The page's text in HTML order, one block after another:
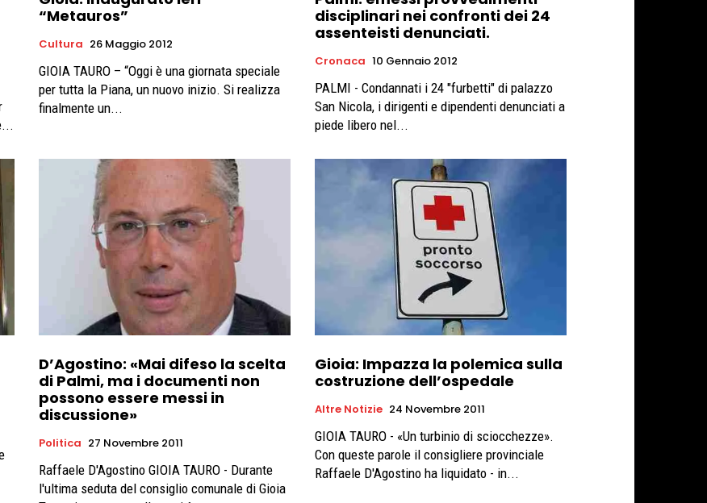
“Metauros”
Cultura 26 Maggio 2012
GIOIA TAURO – “Oggi è una giornata speciale
per tutta la Piana, un nuovo inizio. Si realizza
finalmente un...
disciplinari nei confronti dei 24
assenteisti denunciati.
Cronaca 10 Gennaio 2012
PALMI - Condannati i 24 "furbetti" di palazzo
San Nicola, i dirigenti e dipendenti denunciati a
piede libero nel...
D’Agostino: «Mai difeso la scelta
di Palmi, ma i documenti non
possono essere messi in
discussione»
Politica 27 Novembre 2011
Raffaele D'Agostino GIOIA TAURO - Durante
l'ultima seduta del consiglio comunale di Gioia
Gioia: Impazza la polemica sulla
costruzione dell’ospedale
Altre Notizie 24 Novembre 2011
GIOIA TAURO - «Un turbinio di sciocchezze».
Con queste parole il consigliere provinciale
Raffaele D'Agostino ha liquidato - in...